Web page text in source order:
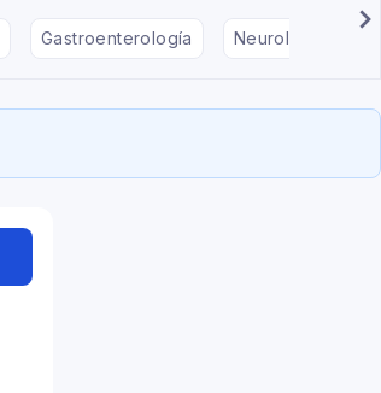
Gastroenterología Neurología